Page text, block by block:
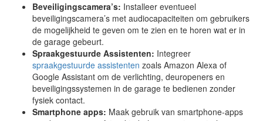
Beveiligingscamera’s: Installeer eventueel
beveiligingscamera’s met audiocapaciteiten om gebruikers
de mogelijkheid te geven om te zien en te horen wat er in
de garage gebeurt.
Spraakgestuurde Assistenten: Integreer
spraakgestuurde assistenten zoals Amazon Alexa of
Google Assistant om de verlichting, deuropeners en
beveiligingssystemen in de garage te bedienen zonder
fysiek contact.
Smartphone apps: Maak gebruik van smartphone-apps